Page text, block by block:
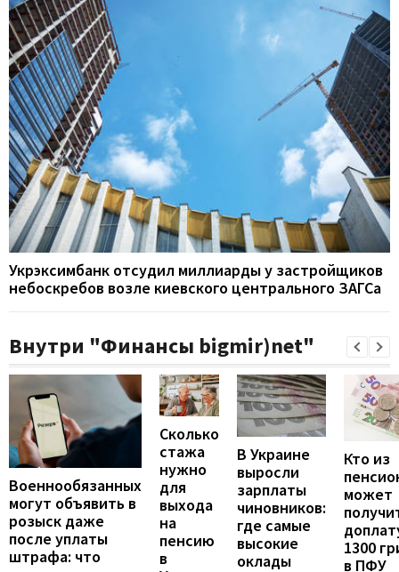
Укрэксимбанк отсудил миллиарды у застройщиков
небоскребов возле киевского центрального ЗАГСа
Внутри "Финансы bigmir)net"
Военнообязанных
могут объявить в
розыск даже
после уплаты
штрафа: что
Сколько
стажа
нужно
для
выхода
на
пенсию
в
В Украине
выросли
зарплаты
чиновников:
где самые
высокие
оклады
Кто из
может
1300
в ПФУ